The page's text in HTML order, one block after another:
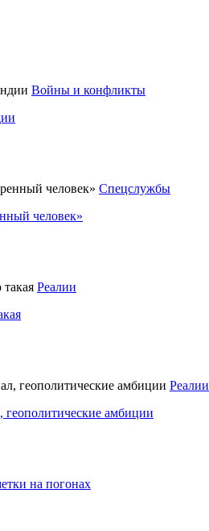
Войны и конфликты
Спецслужбы
человек»
Реалии
Реалии
амбиции
на погонах